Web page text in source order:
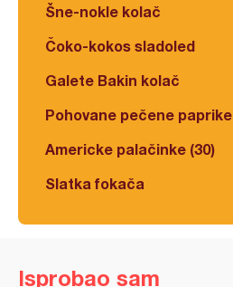
Šne-nokle kolač
Čoko-kokos sladoled
Galete Bakin kolač
Pohovane pečene paprike
Americke palačinke (30)
Slatka fokača
Isprobao sam